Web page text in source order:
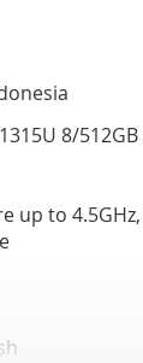
8/512GB
up to 4.5GHz,